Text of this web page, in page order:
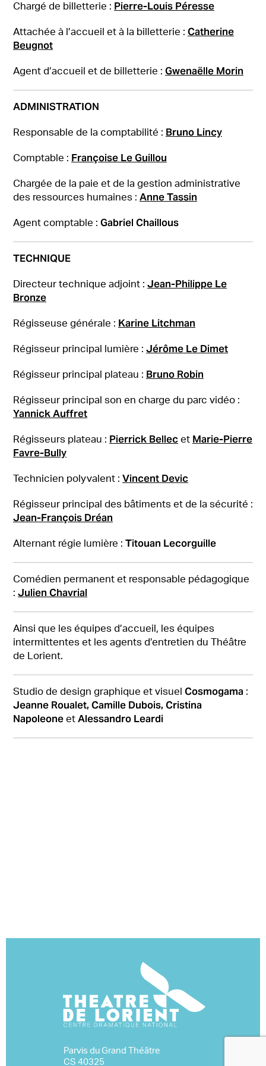
Chargé de billetterie : Pierre-Louis Péresse
Attachée à l’accueil et à la billetterie : Catherine
Beugnot
Agent d’accueil et de billetterie : Gwenaëlle Morin
ADMINISTRATION
Responsable de la comptabilité : Bruno Lincy
Comptable : Françoise Le Guillou
Chargée de la paie et de la gestion administrative
des ressources humaines : Anne Tassin
Agent comptable : Gabriel Chaillous
TECHNIQUE
Directeur technique adjoint : Jean-Philippe Le
Bronze
Régisseuse générale : Karine Litchman
Régisseur principal lumière : Jérôme Le Dimet
Régisseur principal plateau : Bruno Robin
Régisseur principal son en charge du parc vidéo :
Yannick Auffret
Régisseurs plateau : Pierrick Bellec et Marie-Pierre
Favre-Bully
Technicien polyvalent : Vincent Devic
Régisseur principal des bâtiments et de la sécurité :
Jean-François Dréan
Alternant régie lumière : Titouan Lecorguille
Comédien permanent et responsable pédagogique
: Julien Chavrial
Ainsi que les équipes d’accueil, les équipes
intermittentes et les agents d’entretien du Théâtre
de Lorient.
Studio de design graphique et visuel Cosmogama :
Jeanne Roualet, Camille Dubois, Cristina
Napoleone et Alessandro Leardi
Parvis du Grand Théâtre
CS 40325